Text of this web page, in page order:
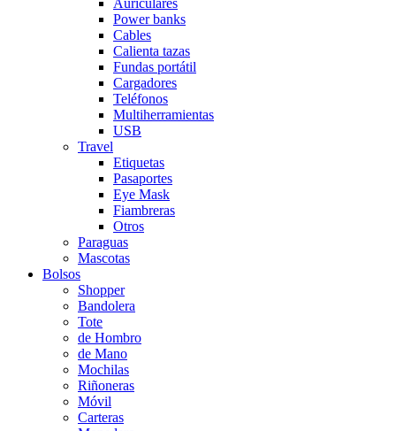
Power banks
Cables
Calienta tazas
Fundas portátil
Cargadores
Teléfonos
Multiherramientas
USB
Travel
Etiquetas
Pasaportes
Eye Mask
Fiambreras
Otros
Paraguas
Mascotas
Bolsos
Shopper
Bandolera
Tote
de Hombro
de Mano
Mochilas
Riñoneras
Móvil
Carteras